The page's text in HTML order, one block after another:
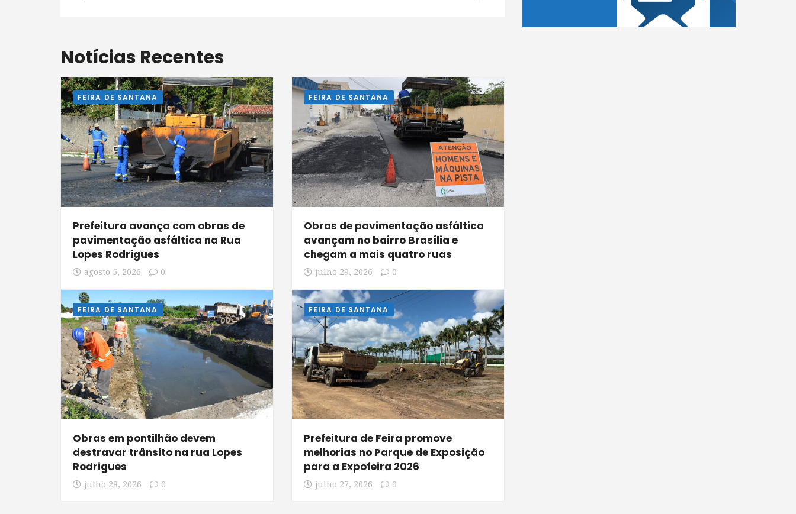
Notícias Recentes
FEIRA DE SANTANA
Prefeitura avança com obras de
pavimentação asfáltica na Rua
Lopes Rodrigues
agosto 5, 2026 0
FEIRA DE SANTANA
Obras de pavimentação asfáltica
avançam no bairro Brasília e
chegam a mais quatro ruas
julho 29, 2026 0
FEIRA DE SANTANA
Obras em pontilhão devem
destravar trânsito na rua Lopes
Rodrigues
julho 28, 2026 0
FEIRA DE SANTANA
Prefeitura de Feira promove
melhorias no Parque de Exposição
para a Expofeira 2026
julho 27, 2026 0